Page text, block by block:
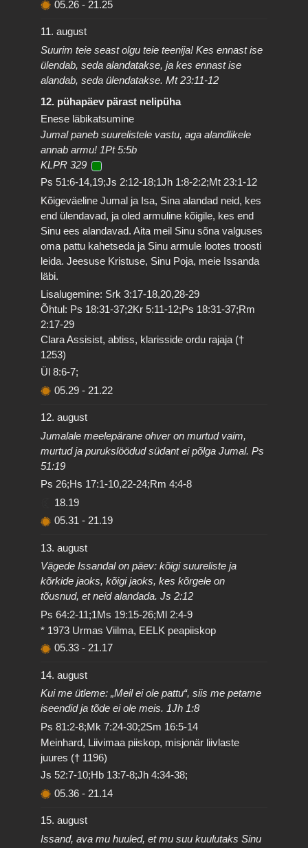
05.26 - 21.25
11. august
Suurim teie seast olgu teie teenija! Kes ennast ise
ülendab, seda alandatakse, ja kes ennast ise
alandab, seda ülendatakse. Mt 23:11-12
12. pühapäev pärast nelipüha
Enese läbikatsumine
Jumal paneb suurelistele vastu, aga alandlikele
annab armu! 1Pt 5:5b
KLPR 329
Ps 51:6-14,19;Js 2:12-18;1Jh 1:8-2:2;Mt 23:1-12
Kõigeväeline Jumal ja Isa, Sina alandad neid, kes
end ülendavad, ja oled armuline kõigile, kes end
Sinu ees alandavad. Aita meil Sinu sõna valguses
oma pattu kahetseda ja Sinu armule lootes troosti
leida. Jeesuse Kristuse, Sinu Poja, meie Issanda
läbi.
Lisalugemine: Srk 3:17-18,20,28-29
Õhtul: Ps 18:31-37;2Kr 5:11-12;Ps 18:31-37;Rm
2:17-29
Clara Assisist, abtiss, klarisside ordu rajaja (†
1253)
Ül 8:6-7;
05.29 - 21.22
12. august
Jumalale meelepärane ohver on murtud vaim,
murtud ja purukslöödud südant ei põlga Jumal. Ps
51:19
Ps 26;Hs 17:1-10,22-24;Rm 4:4-8
18.19
05.31 - 21.19
13. august
Vägede Issandal on päev: kõigi suureliste ja
kõrkide jaoks, kõigi jaoks, kes kõrgele on
tõusnud, et neid alandada. Js 2:12
Ps 64:2-11;1Ms 19:15-26;Ml 2:4-9
* 1973 Urmas Viilma, EELK peapiiskop
05.33 - 21.17
14. august
Kui me ütleme: „Meil ei ole pattu“, siis me petame
iseendid ja tõde ei ole meis. 1Jh 1:8
Ps 81:2-8;Mk 7:24-30;2Sm 16:5-14
Meinhard, Liivimaa piiskop, misjonär liivlaste
juures († 1196)
Js 52:7-10;Hb 13:7-8;Jh 4:34-38;
05.36 - 21.14
15. august
Issand, ava mu huuled, et mu suu kuulutaks Sinu